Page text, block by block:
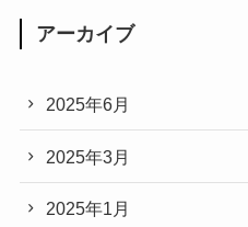
アーカイブ
2025年6月
2025年3月
2025年1月